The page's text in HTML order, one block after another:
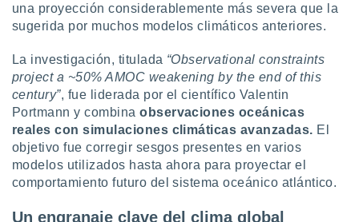
sean
el sitio
se
para
o
aunque
Puedes
una proyección considerablemente más severa que la
sugerida por muchos modelos climáticos anteriores.
La investigación, titulada “Observational constraints
project a ~50% AMOC weakening by the end of this
century”, fue liderada por el científico Valentin
Portmann y combinaobservaciones oceánicas
reales con simulaciones climáticas avanzadas. El
objetivo fue corregir sesgos presentes en varios
modelos utilizados hasta ahora para proyectar el
comportamiento futuro del sistema oceánico atlántico.
Un engranaje clave del clima global